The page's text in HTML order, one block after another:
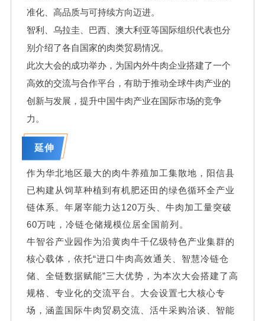
准化、高品质与可持续方向迈进。
智利、乌拉圭、巴西、澳大利亚等国际组织代表也分
别介绍了各自国家的肉类贸易情况。
此次大会的成功举办，为国内外牛肉企业搭建了一个
高效的交流与合作平台，有助于推动全球牛肉产业的
创新与发展，提升中国牛肉产业在国际市场的竞争
力。
延伸
作为华北地区最大的肉牛养殖加工集散地，阳信县
已构建从饲草种植到有机肥还田的绿色循环全产业
链体系。年屠宰能力达120万头、牛肉加工量突破
60万吨，冷链仓储规模位居全国前列。
牛智谷产业园作为沿黄肉牛千亿级特色产业集群的
核心载体，依托“进口牛肉高效通关、智慧冷链仓
储、全链数据赋能”三大优势，为本次大会搭建了高
规格、专业化的交流平台。大会设置七大核心专
场，涵盖国际牛肉贸易交流、活牛采购洽谈、智能